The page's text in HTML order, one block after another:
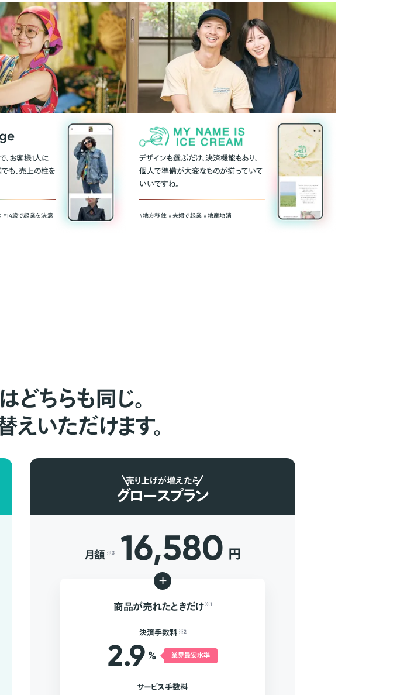
、お客様1人に
も、売上の柱を
#14歳で起業を決意
デザインも選ぶだけ、決済機能もあり、
個人で準備が大変なものが揃っていて
いいですね。
#地方移住 #夫婦で起業 #地産地消
どちらも同じ。
えいただけます。
売り上げが増えたら
グロースプラン
月額 ※3 16,580 円
+
商品が売れたときだけ ※1
決済手数料 ※2
2.9 % 業界最安水準
サービス手数料